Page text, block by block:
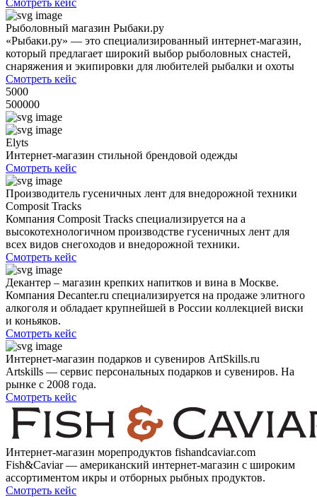
Рыболовный магазин Рыбаки.ру
«Рыбаки.ру» — это специализированный интернет-магазин,
который предлагает широкий выбор рыболовных снастей,
снаряжения и экипировки для любителей рыбалки и охоты
Смотреть кейс
5000
500000
Elyts
Интернет-магазин стильной брендовой одежды
Смотреть кейс
Производитель гусеничных лент для внедорожной техники
Composit Tracks
Компания Composit Tracks специализируется на а
высокотехнологичном производстве гусеничных лент для
всех видов снегоходов и внедорожной техники.
Смотреть кейс
Декантер – магазин крепких напитков и вина в Москве.
Компания Decanter.ru специализируется на продаже элитного
алкоголя и обладает крупнейшей в России коллекцией виски
и коньяков.
Смотреть кейс
Интернет-магазин подарков и сувениров ArtSkills.ru
Artskills — сервис персональных подарков и сувениров. На
рынке с 2008 года.
Смотреть кейс
Интернет-магазин морепродуктов fishandcaviar.com
Fish&Caviar — американский интернет-магазин с широким
ассортиментом икры и отборных рыбных продуктов.
Смотреть кейс